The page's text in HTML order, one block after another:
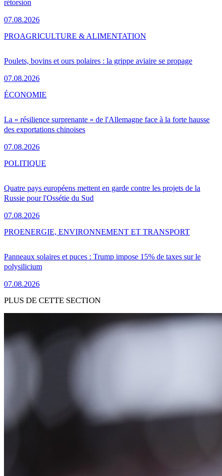
rétorsion
07.08.2026
Poulets, bovins et ours polaires : la grippe aviaire se propage
07.08.2026
PROAGRICULTURE & ALIMENTATION
La « résilience surprenante » de l'Allemagne face à la forte hausse
des exportations chinoises
07.08.2026
ÉCONOMIE
Quatre pays européens mettent en garde contre les projets de la
Russie pour l'Ossétie du Sud
07.08.2026
POLITIQUE
Panneaux solaires et puces : Trump impose 15% de taxes sur le
polysilicium
07.08.2026
PROENERGIE, ENVIRONNEMENT ET TRANSPORT
PLUS DE CETTE SECTION